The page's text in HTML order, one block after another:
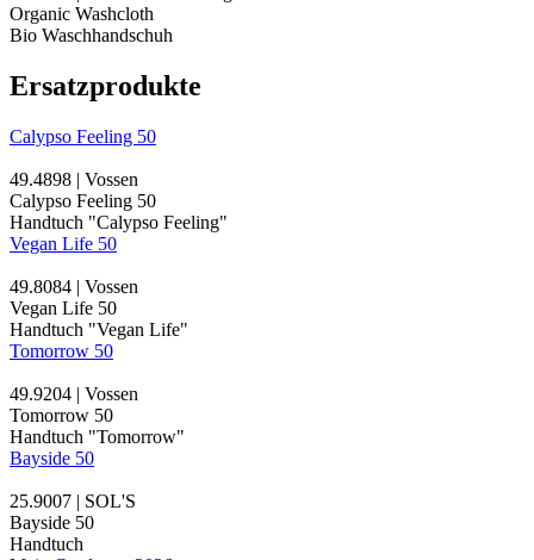
Organic Washcloth
Bio Waschhandschuh
Ersatzprodukte
Calypso Feeling 50
49.4898 | Vossen
Calypso Feeling 50
Handtuch "Calypso Feeling"
Vegan Life 50
49.8084 | Vossen
Vegan Life 50
Handtuch "Vegan Life"
Tomorrow 50
49.9204 | Vossen
Tomorrow 50
Handtuch "Tomorrow"
Bayside 50
25.9007 | SOL'S
Bayside 50
Handtuch